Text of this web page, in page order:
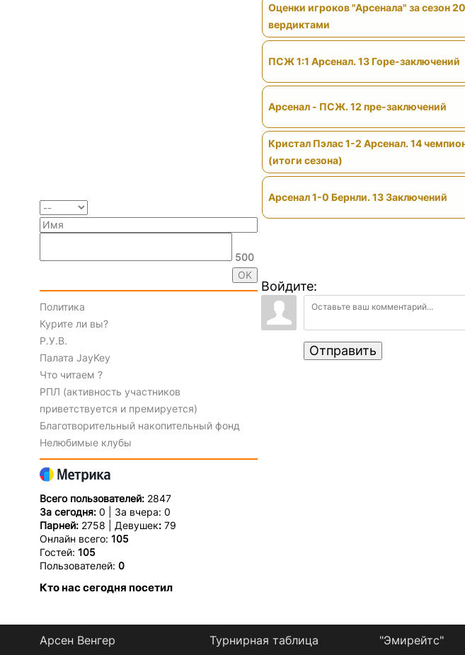
500
Политика
Курите ли вы?
Р.У.В.
Палата JayKey
Что читаем ?
РПЛ (активность участников
приветствуется и премируется)
Благотворительный накопительный фонд
Нелюбимые клубы
Всего пользователей: 2847
За сегодня: 0 | За вчера: 0
Парней: 2758 | Девушек:79
Онлайн всего: 105
Гостей: 105
Пользователей: 0
Кто нас сегодня посетил
Оценки игроков "Арсенала" за сезон
вердиктами
ПСЖ 1:1 Арсенал. 13 Горе-заключений
Арсенал - ПСЖ. 12 пре-заключений
Кристал Пэлас 1-2 Арсенал. 14
(итоги сезона)
Арсенал 1-0 Бернли. 13 Заключений
Войдите:
Отправить
Арсен Венгер Турнирная таблица "Эмирейтс"